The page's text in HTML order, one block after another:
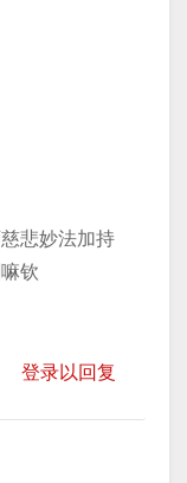
悲妙法加持
钦
登录以回复